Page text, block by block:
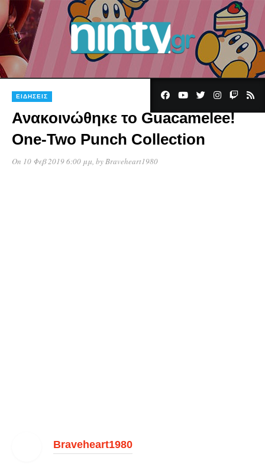
ΕΙΔΉΣΕΙΣ
Ανακοινώθηκε το Guacamelee!
One-Two Punch Collection
On 10 Φεβ 2019 6:00 μμ , by Braveheart1980
Braveheart1980